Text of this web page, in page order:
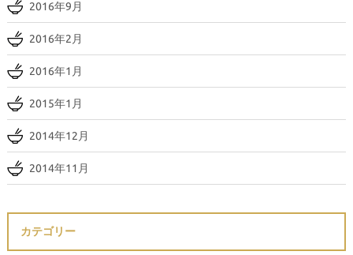
2016年9月
2016年2月
2016年1月
2015年1月
2014年12月
2014年11月
カテゴリー